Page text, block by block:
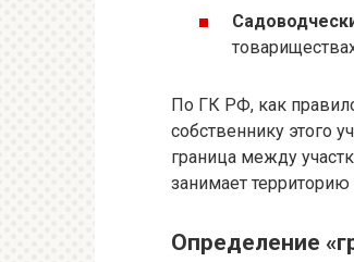
По ГК РФ, как
собственнику этого
граница между
занимает
Определение